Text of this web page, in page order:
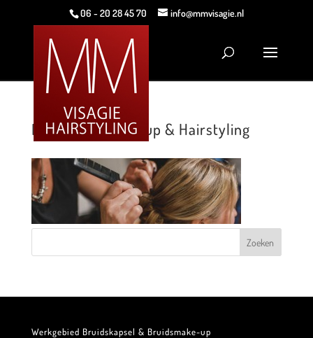
06 - 20 28 45 70 info@mmvisagie.nl
MMVisagie Make-up & Hairstyling
Werkgebied Bruidskapsel & Bruidsmake-up